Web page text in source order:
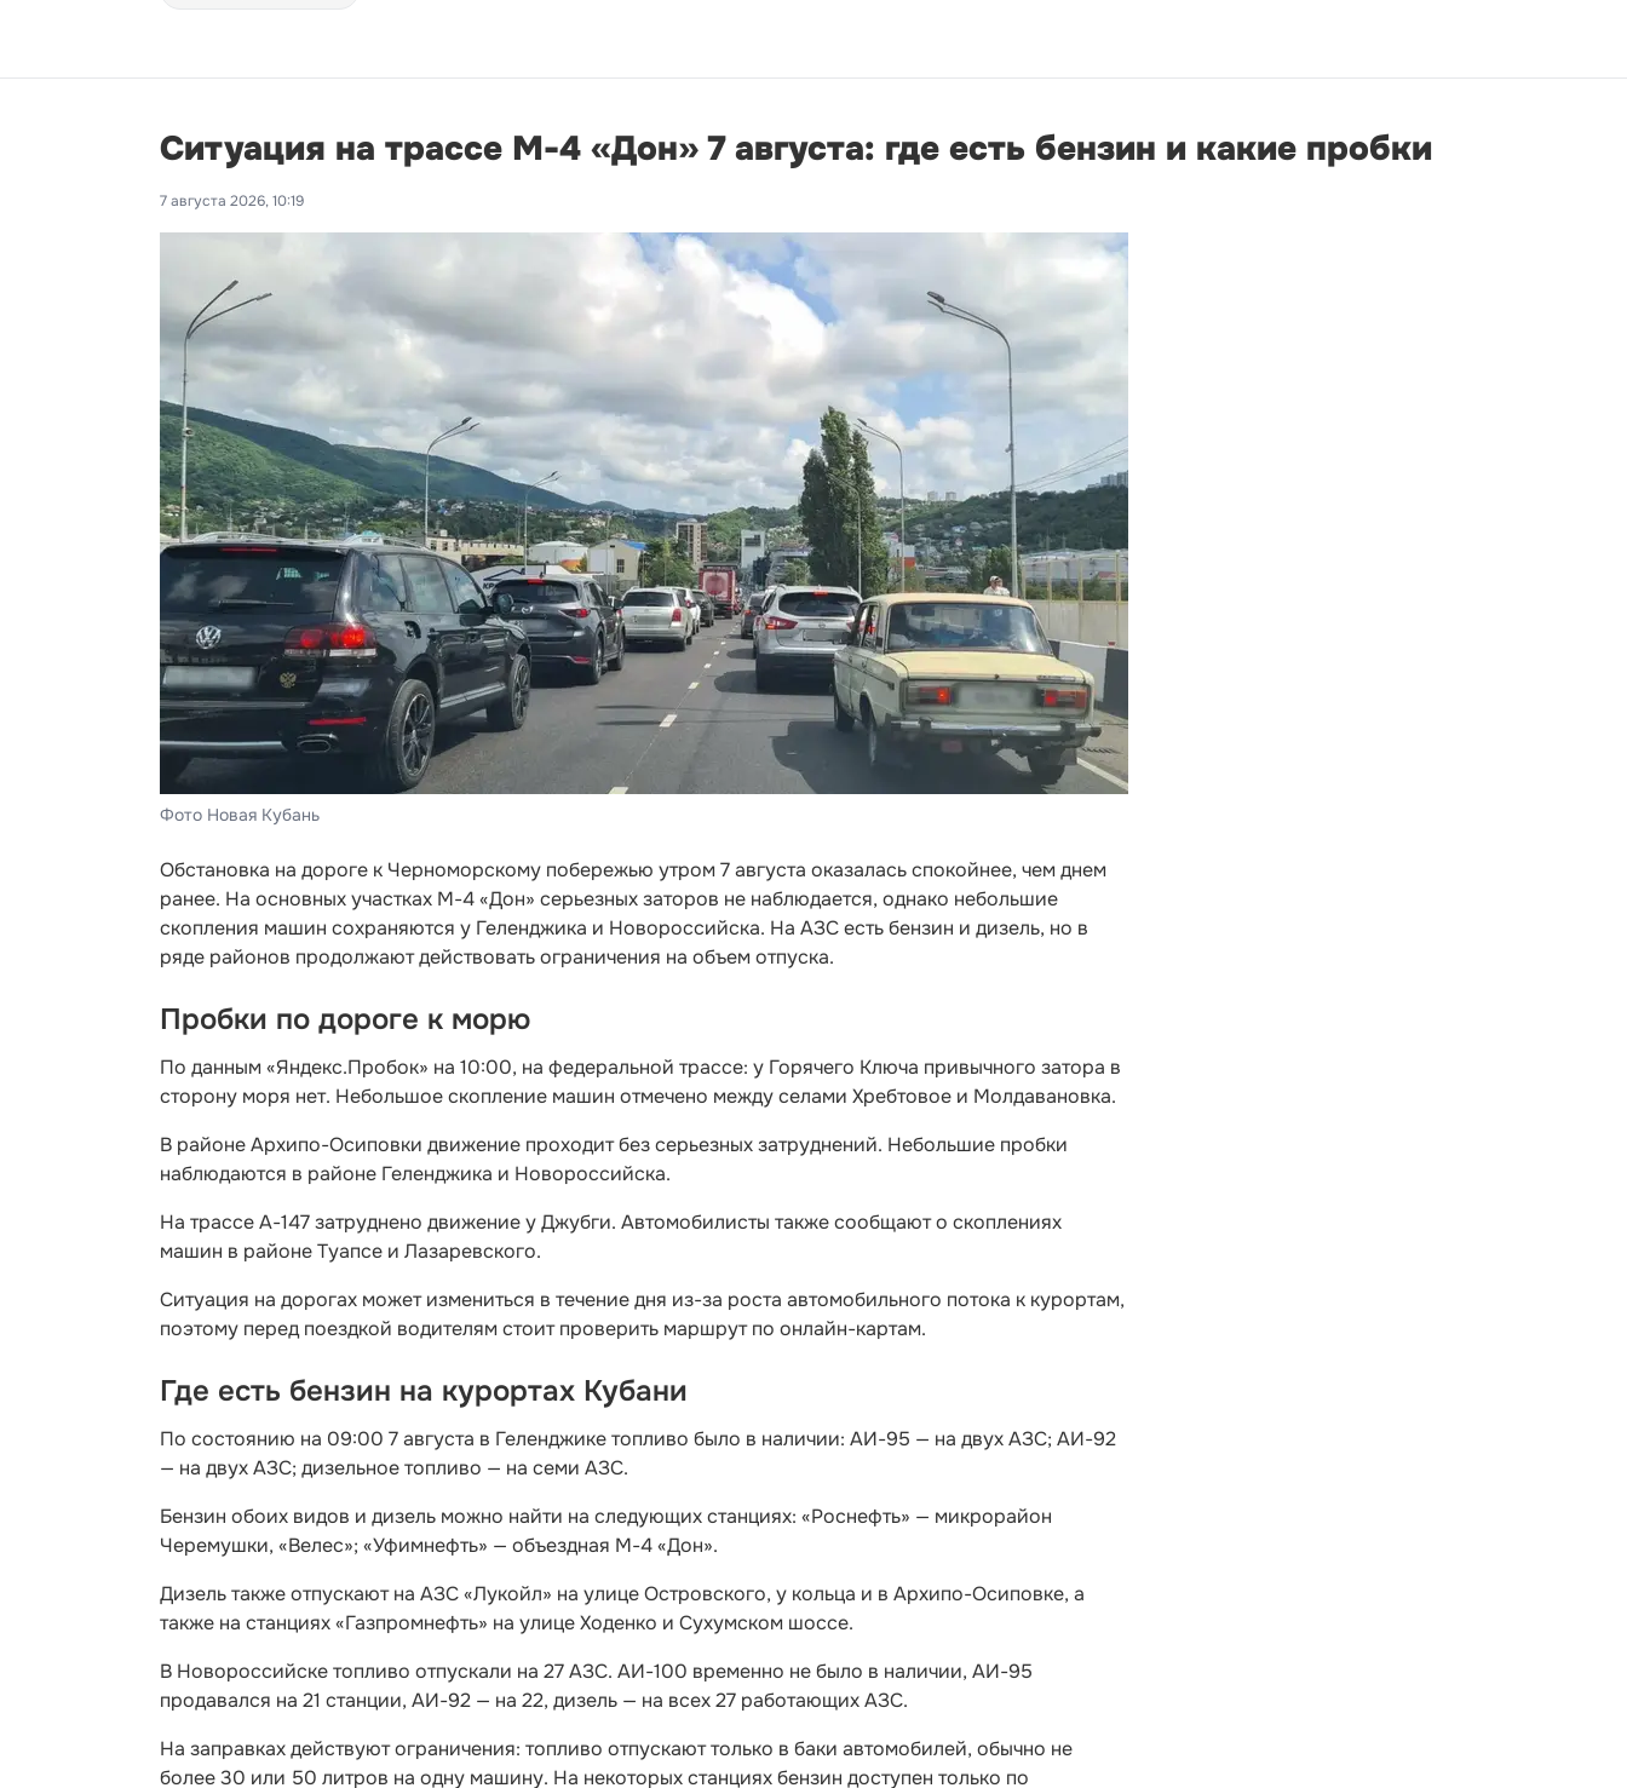
Ситуация на трассе М-4 «Дон» 7 августа: где есть бензин и какие пробки
7 августа 2026, 10:19
Фото Новая Кубань
Обстановка на дороге к Черноморскому побережью утром 7 августа оказалась спокойнее, чем днем
ранее. На основных участках М-4 «Дон» серьезных заторов не наблюдается, однако небольшие
скопления машин сохраняются у Геленджика и Новороссийска. На АЗС есть бензин и дизель, но в
ряде районов продолжают действовать ограничения на объем отпуска.
Пробки по дороге к морю
По данным «Яндекс.Пробок» на 10:00, на федеральной трассе: у Горячего Ключа привычного затора в
сторону моря нет. Небольшое скопление машин отмечено между селами Хребтовое и Молдавановка.
В районе Архипо-Осиповки движение проходит без серьезных затруднений. Небольшие пробки
наблюдаются в районе Геленджика и Новороссийска.
На трассе А-147 затруднено движение у Джубги. Автомобилисты также сообщают о скоплениях
машин в районе Туапсе и Лазаревского.
Ситуация на дорогах может измениться в течение дня из-за роста автомобильного потока к курортам,
поэтому перед поездкой водителям стоит проверить маршрут по онлайн-картам.
Где есть бензин на курортах Кубани
По состоянию на 09:00 7 августа в Геленджике топливо было в наличии: АИ-95 — на двух АЗС; АИ-92
— на двух АЗС; дизельное топливо — на семи АЗС.
Бензин обоих видов и дизель можно найти на следующих станциях: «Роснефть» — микрорайон
Черемушки, «Велес»; «Уфимнефть» — объездная М-4 «Дон».
Дизель также отпускают на АЗС «Лукойл» на улице Островского, у кольца и в Архипо-Осиповке, а
также на станциях «Газпромнефть» на улице Ходенко и Сухумском шоссе.
В Новороссийске топливо отпускали на 27 АЗС. АИ-100 временно не было в наличии, АИ-95
продавался на 21 станции, АИ-92 — на 22, дизель — на всех 27 работающих АЗС.
На заправках действуют ограничения: топливо отпускают только в баки автомобилей, обычно не
более 30 или 50 литров на одну машину. На некоторых станциях бензин доступен только по